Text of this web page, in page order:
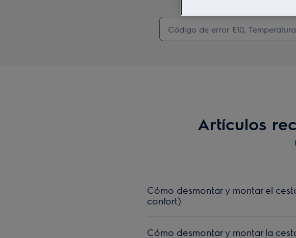
Artículos
Cómo desmontar y montar el
confort)
Cómo desmontar y montar la